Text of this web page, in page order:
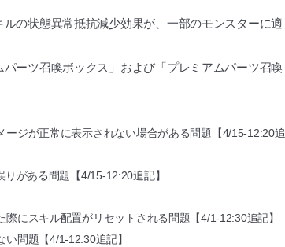
の状態異常抵抗減少効果が、一部のモンスターに適
ーツ召喚ボックス」および「プレミアムパーツ召喚
ージが正常に表示されない場合がある問題【4/15-12:20追
がある問題【4/15-12:20追記】
際にスキル配置がリセットされる問題 【4/1-12:30追記】
い問題 【4/1-12:30追記】